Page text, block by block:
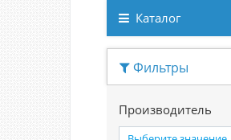
Каталог
Фильтры
Производитель